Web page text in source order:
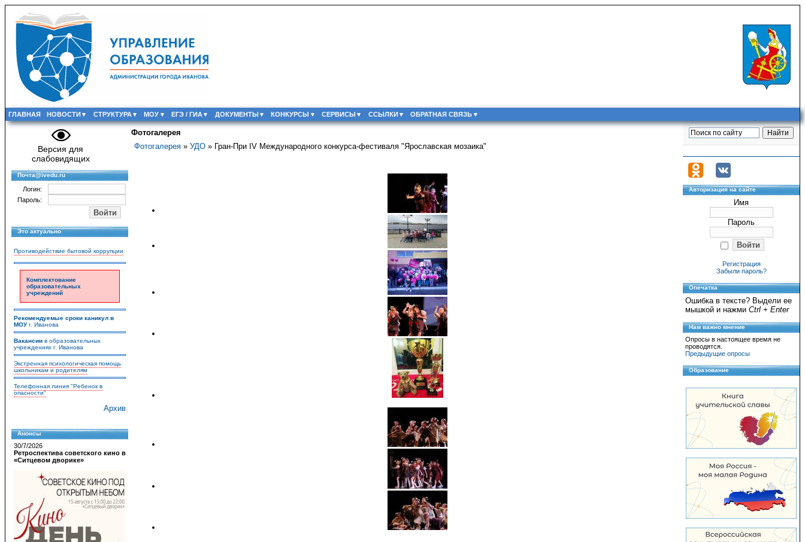
ГЛАВНАЯ НОВОСТИ СТРУКТУРА МОУ ЕГЭ / ГИА ДОКУМЕНТЫ КОНКУРСЫ СЕРВИСЫ ССЫЛКИ ОБРАТНАЯ СВЯЗЬ
Версия для
слабовидящих
Почта@ivedu.ru
Логин:
Пароль:
Это актуально
Противодействие бытовой коррупции
Комплектование
образовательных
учреждений
Рекомендуемые сроки каникул в
МОУг. Иванова
Вакансии в образовательных
учреждениях г. Иванова
Экстренная психологическая помощь
школьникам и родителям
Телефонная линия "Ребенок в
опасности"
Архив
Анонсы
30/7/2026
Ретроспектива советского кино в
«Ситцевом дворике»
Фотогалерея
Фотогалерея » УДО » Гран-При IV Международного конкурса-фестиваля "Ярославская мозаика"
Авторизация на сайте
Имя
Пароль
Регистрация
Забыли пароль?
Опечатка
Ошибка в тексте? Выдели ее
мышкой и нажми Ctrl + Enter
Нам важно мнение
Опросы в настоящее время не
проводятся.
Предыдущие опросы
Образование